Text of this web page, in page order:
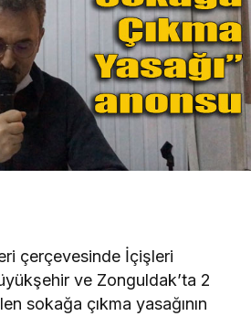
çerçevesinde İçişleri
ve Zonguldak’ta 2
sokağa çıkma yasağının